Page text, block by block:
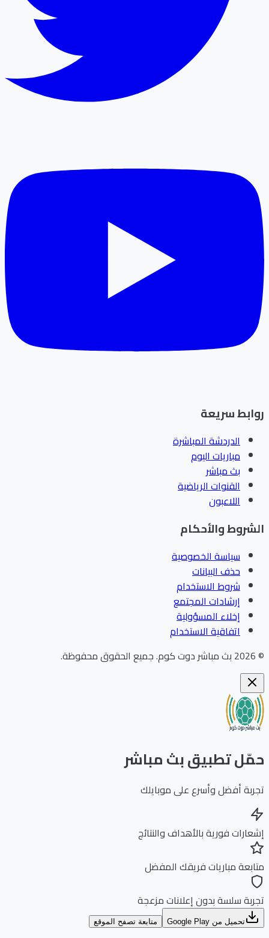
سريعة
الدردشة المباشرة
مباريات اليوم
بث مباشر
القنوات الرياضية
اللاعبون
والأحكام
سياسة الخصوصية
حذف البيانات
شروط الاستخدام
إرشادات المجتمع
إخلاء المسؤولية
اتفاقية الاستخدام
بث مباشر دوت كوم.جميع الحقوق محفوظة.
تطبيق بث مباشر
أفضل وأسرع على موبايلك
فورية بالأهداف والنتائج
مباريات فريقك المفضل
سلسة بدون إعلانات مزعجة
تحميل من Google Play متابعة تصفح الموقع